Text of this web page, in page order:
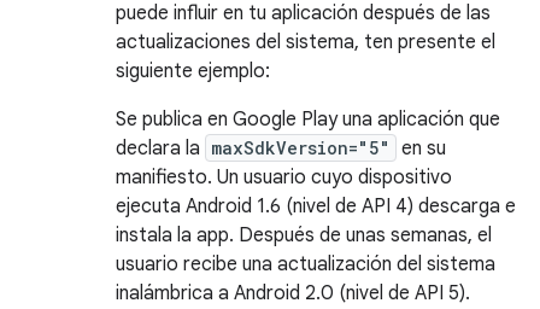
puede influir en tu aplicación después de las
actualizaciones del sistema, ten presente el
siguiente ejemplo:
Se publica en Google Play una aplicación que
declara la maxSdkVersion="5"
en su
manifiesto. Un usuario cuyo dispositivo
ejecuta Android 1.6 (nivel de API 4) descarga e
instala la app. Después de unas semanas, el
usuario recibe una actualización del sistema
inalámbrica a Android 2.0 (nivel de API 5).